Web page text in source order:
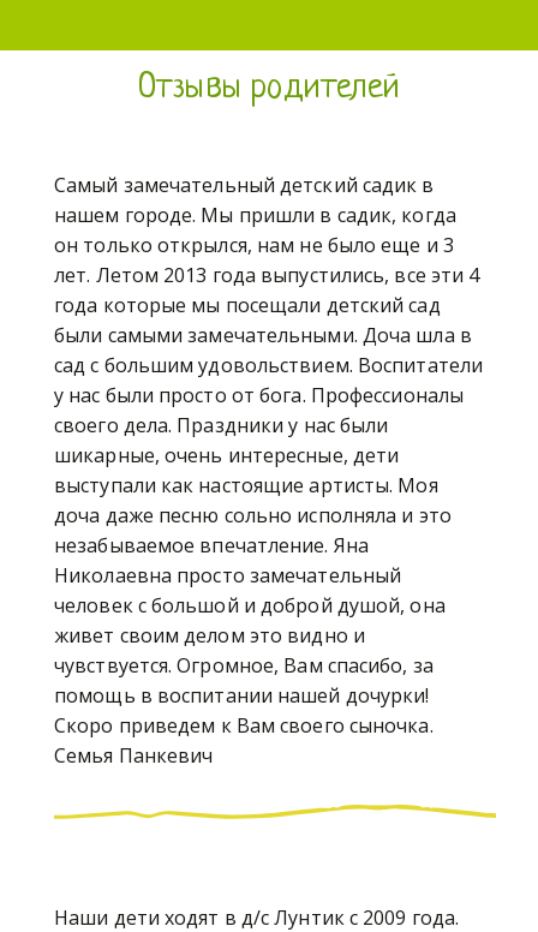
Отзывы родителей
Самый замечательный детский садик в
нашем городе. Мы пришли в садик, когда
он только открылся, нам не было еще и 3
лет. Летом 2013 года выпустились, все эти 4
года которые мы посещали детский сад
были самыми замечательными. Доча шла в
сад с большим удовольствием. Воспитатели
у нас были просто от бога. Профессионалы
своего дела. Праздники у нас были
шикарные, очень интересные, дети
выступали как настоящие артисты. Моя
доча даже песню сольно исполняла и это
незабываемое впечатление. Яна
Николаевна просто замечательный
человек с большой и доброй душой, она
живет своим делом это видно и
чувствуется. Огромное, Вам спасибо, за
помощь в воспитании нашей дочурки!
Скоро приведем к Вам своего сыночка.
Семья Панкевич
Наши дети ходят в д/с Лунтик с 2009 года.